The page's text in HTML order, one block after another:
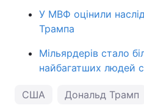
У МВФ оцінили
Трампа
Мільярдерів стало
найбагатших людей
США Дональд Трамп